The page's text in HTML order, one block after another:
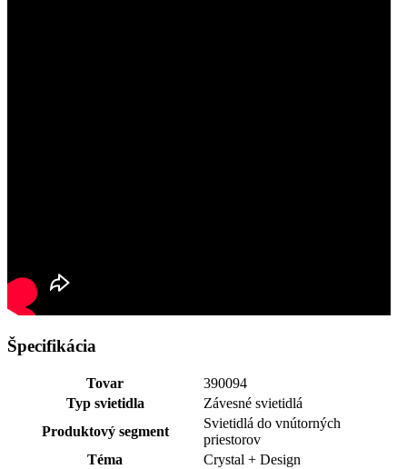
Špecifikácia
Tovar
390094
Typ svietidla
Závesné svietidlá
Produktový segment
Svietidlá do vnútorných
priestorov
Téma
Crystal + Design